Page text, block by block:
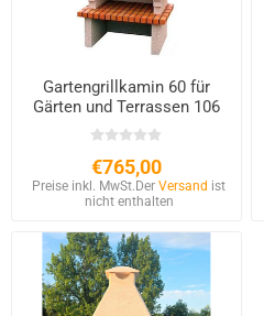
Gartengrillkamin 60 für
Gärten und Terrassen 106
€765,00
Preise inkl. MwSt. DerVersand ist
nicht enthalten